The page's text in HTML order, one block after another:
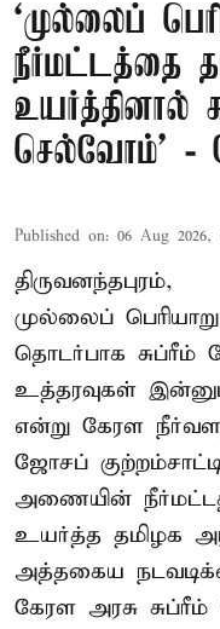
‘முல்லைப்
நீர்மட்டத்தை
உயர்த்தினால்
செல்வோம்' -
Published on: 06 Aug 2026,
திருவனந்தபுரம்,
முல்லைப்
தொடர்பாக சுப்ரீம்
உத்தரவுகள்
என்று கேரள
ஜோசப்
அணையின்
உயர்த்த தமிழக
அத்தகைய
கேரள அரசு